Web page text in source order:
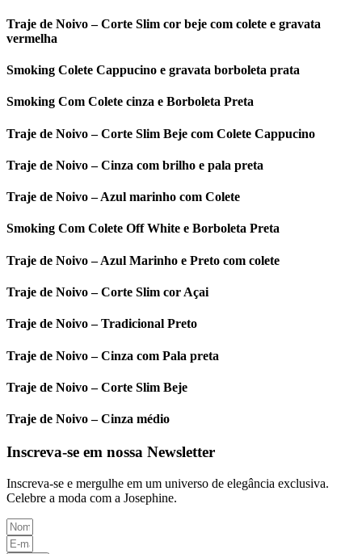
Traje de Noivo – Corte Slim cor beje com colete e gravata
vermelha
Smoking Colete Cappucino e gravata borboleta prata
Smoking Com Colete cinza e Borboleta Preta
Traje de Noivo – Corte Slim Beje com Colete Cappucino
Traje de Noivo – Cinza com brilho e pala preta
Traje de Noivo – Azul marinho com Colete
Smoking Com Colete Off White e Borboleta Preta
Traje de Noivo – Azul Marinho e Preto com colete
Traje de Noivo – Corte Slim cor Açai
Traje de Noivo – Tradicional Preto
Traje de Noivo – Cinza com Pala preta
Traje de Noivo – Corte Slim Beje
Traje de Noivo – Cinza médio
Inscreva-se em nossa Newsletter
Inscreva-se e mergulhe em um universo de elegância exclusiva.
Celebre a moda com a Josephine.